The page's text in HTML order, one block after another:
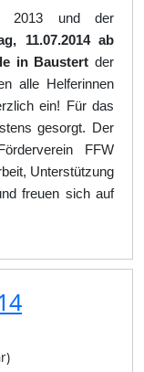
2013 und der
11.07.2014 ab
in Baustert der
alle Helferinnen
ein! Für das
gesorgt. Der
FFW
Unterstützung
freuen sich auf